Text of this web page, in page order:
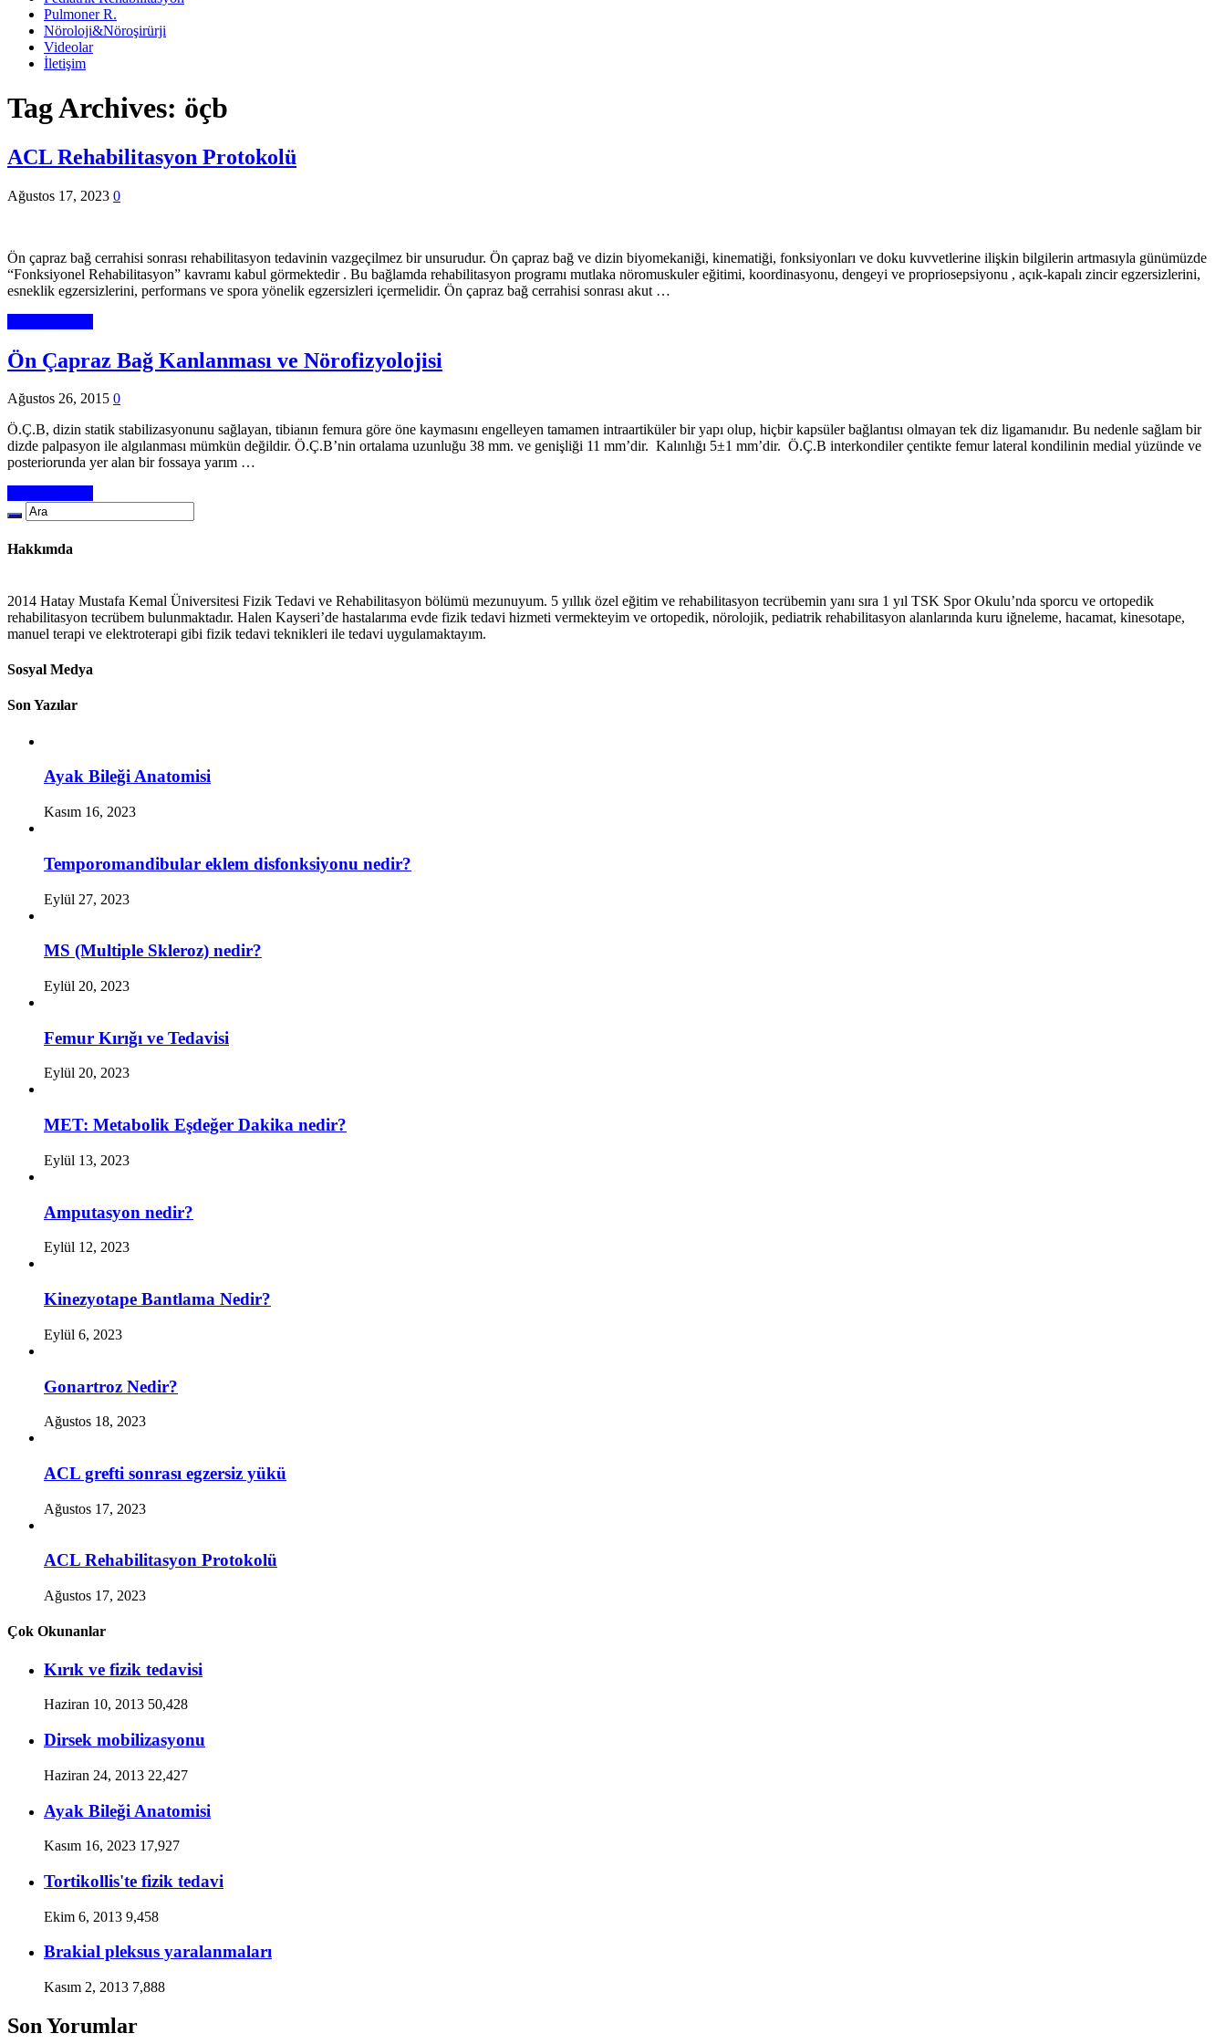
Pulmoner R.
Nöroloji&Nöroşirürji
Videolar
İletişim
Tag Archives: öçb
ACL Rehabilitasyon Protokolü
Ağustos 17, 2023 0
Ön çapraz bağ cerrahisi sonrası rehabilitasyon tedavinin vazgeçilmez bir unsurudur. Ön çapraz bağ ve dizin biyomekaniği, kinematiği, fonksiyonları ve doku kuvvetlerine ilişkin bilgilerin artmasıyla günümüzde
“Fonksiyonel Rehabilitasyon” kavramı kabul görmektedir . Bu bağlamda rehabilitasyon programı mutlaka nöromuskuler eğitimi, koordinasyonu, dengeyi ve propriosepsiyonu , açık-kapalı zincir egzersizlerini,
esneklik egzersizlerini, performans ve spora yönelik egzersizleri içermelidir. Ön çapraz bağ cerrahisi sonrası akut …
Ön Çapraz Bağ Kanlanması ve Nörofizyolojisi
Ağustos 26, 2015 0
Ö.Ç.B, dizin statik stabilizasyonunu sağlayan, tibianın femura göre öne kaymasını engelleyen tamamen intraartiküler bir yapı olup, hiçbir kapsüler bağlantısı olmayan tek diz ligamanıdır. Bu nedenle sağlam bir
dizde palpasyon ile algılanması mümkün değildir. Ö.Ç.B’nin ortalama uzunluğu 38 mm. ve genişliği 11 mm’dir. Kalınlığı 5±1 mm’dir. Ö.Ç.B interkondiler çentikte femur lateral kondilinin medial yüzünde ve
posteriorunda yer alan bir fossaya yarım …
Hakkımda
2014 Hatay Mustafa Kemal Üniversitesi Fizik Tedavi ve Rehabilitasyon bölümü mezunuyum. 5 yıllık özel eğitim ve rehabilitasyon tecrübemin yanı sıra 1 yıl TSK Spor Okulu’nda sporcu ve ortopedik
rehabilitasyon tecrübem bulunmaktadır. Halen Kayseri’de hastalarıma evde fizik tedavi hizmeti vermekteyim ve ortopedik, nörolojik, pediatrik rehabilitasyon alanlarında kuru iğneleme, hacamat, kinesotape,
manuel terapi ve elektroterapi gibi fizik tedavi teknikleri ile tedavi uygulamaktayım.
Sosyal Medya
Son Yazılar
Ayak Bileği Anatomisi
Kasım 16, 2023
Temporomandibular eklem disfonksiyonu nedir?
Eylül 27, 2023
MS (Multiple Skleroz) nedir?
Eylül 20, 2023
Femur Kırığı ve Tedavisi
Eylül 20, 2023
MET: Metabolik Eşdeğer Dakika nedir?
Eylül 13, 2023
Amputasyon nedir?
Eylül 12, 2023
Kinezyotape Bantlama Nedir?
Eylül 6, 2023
Gonartroz Nedir?
Ağustos 18, 2023
ACL grefti sonrası egzersiz yükü
Ağustos 17, 2023
ACL Rehabilitasyon Protokolü
Ağustos 17, 2023
Çok Okunanlar
Kırık ve fizik tedavisi
Haziran 10, 2013 50,428
Dirsek mobilizasyonu
Haziran 24, 2013 22,427
Ayak Bileği Anatomisi
Kasım 16, 2023 17,927
Tortikollis'te fizik tedavi
Ekim 6, 2013 9,458
Brakial pleksus yaralanmaları
Kasım 2, 2013 7,888
Son Yorumlar